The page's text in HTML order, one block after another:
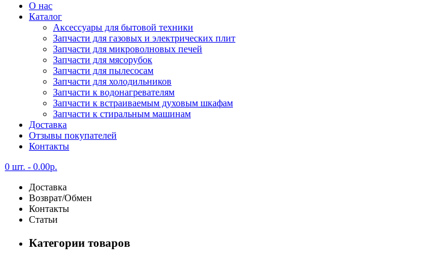
О нас
Каталог
Аксессуары для бытовой техники
Запчасти для газовых и электрических плит
Запчасти для микроволновых печей
Запчасти для мясорубок
Запчасти для пылесосам
Запчасти для холодильников
Запчасти к водонагревателям
Запчасти к встраиваемым духовым шкафам
Запчасти к стиральным машинам
Доставка
Отзывы покупателей
Контакты
0 шт. - 0.00р.
Доставка
Возврат/Обмен
Контакты
Статьи
Категории товаров